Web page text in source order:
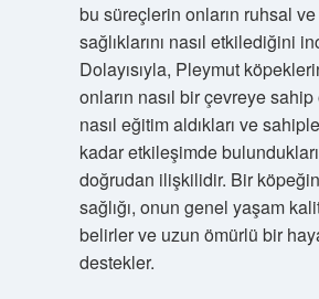
bu süreçlerin onların ruhsal
sağlıklarını nasıl etkilediğini
Dolayısıyla, Pleymut
onların nasıl bir çevreye sahip
nasıl eğitim aldıkları ve
kadar etkileşimde
doğrudan ilişkilidir. Bir
sağlığı, onun genel yaşam
belirler ve uzun ömürlü bir
destekler.